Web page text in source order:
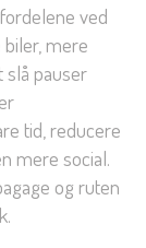
ved
mere
slå pauser
tid, reducere
mere social.
og ruten